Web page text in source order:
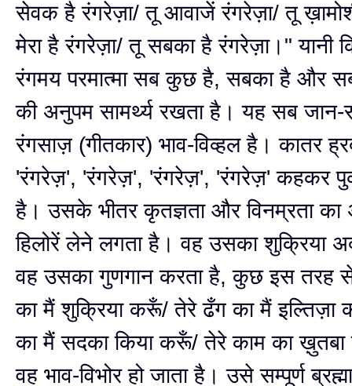
सेवक है रंगरेज़ा/ तू आवाजें रंगरेज़ा/ तू
मेरा है रंगरेज़ा/ तू सबका है रंगरेज़ा।" यानी
रंगमय परमात्मा सब कुछ है, सबका है और
की अनुपम सामर्थ्य रखता है। यह सब
रंगसाज़ (गीतकार) भाव-विव्हल है। कातर
'रंगरेज़', 'रंगरेज़', 'रंगरेज़', 'रंगरेज़' कहकर
है। उसके भीतर कृतज्ञता और विनम्रता का
हिलोरें लेने लगता है। वह उसका शुक्रिया
वह उसका गुणगान करता है, कुछ इस तरह
का मैं शुक्रिया करूँ/ तेरे ढँग का मैं इल्तिज़ा
का मैं सदका किया करूँ/ तेरे काम का
वह भाव-विभोर हो जाता है। उसे सम्पूर्ण